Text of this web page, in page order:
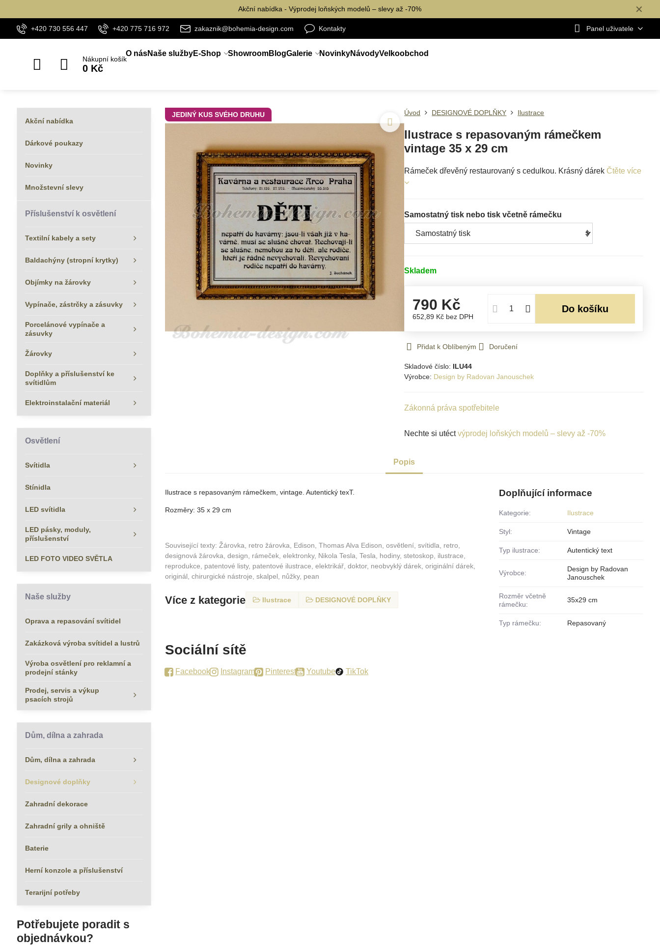
✕
Akční nabídka - Výprodej loňských modelů – slevy až -70%
+420 730 556 447 +420 775 716 972 zakaznik@bohemia-design.com Kontakty Panel uživatele
Nákupní košík
0 Kč
O násNaše službyE-Shop ShowroomBlogGalerie NovinkyNávodyVelkoobchod
JEDINÝ KUS SVÉHO DRUHU Úvod DESIGNOVÉ DOPLŇKY Ilustrace
Ilustrace s repasovaným rámečkem
vintage 35 x 29 cm
Rámeček dřevěný restaurovaný s cedulkou. Krásný dárek Čtěte více
Samostatný tisk nebo tisk včetně rámečku
Skladem
790 Kč
652,89 Kč bez DPH
Do košíku
Přidat k Oblíbeným Doručení
Skladové číslo: ILU44
Výrobce: Design by Radovan Janouschek
Zákonná práva spotřebitele
Nechte si utéctvýprodej loňských modelů – slevy až -70%
Popis
Ilustrace s repasovaným rámečkem, vintage. Autentický texT.
Rozměry: 35 x 29 cm
Související texty: Žárovka, retro žárovka, Edison, Thomas Alva Edison, osvětlení, svítidla, retro,
designová žárovka, design, rámeček, elektronky, Nikola Tesla, Tesla, hodiny, stetoskop, ilustrace,
reprodukce, patentové listy, patentové ilustrace, elektrikář, doktor, neobvyklý dárek, originální dárek,
originál, chirurgické nástroje, skalpel, nůžky, pean
Více z kategorie Ilustrace DESIGNOVÉ DOPLŇKY
Doplňující informace
Kategorie: Ilustrace
Styl: Vintage
Typ ilustrace: Autentický text
Výrobce:
Design by Radovan
Janouschek
Rozměr včetně
rámečku:
35x29 cm
Typ rámečku: Repasovaný
Sociální sítě
Facebook Instagram Pinterest Youtube TikTok
Akční nabídka
Dárkové poukazy
Novinky
Množstevní slevy
Příslušenství k osvětlení
Textilní kabely a sety
Baldachýny (stropní krytky)
Objímky na žárovky
Vypínače, zástrčky a zásuvky
Porcelánové vypínače a
zásuvky
Žárovky
Doplňky a příslušenství ke
svítidlům
Elektroinstalační materiál
Osvětlení
Svítidla
Stínidla
LED svítidla
LED pásky, moduly,
příslušenství
LED FOTO VIDEO SVĚTLA
Naše služby
Oprava a repasování svítidel
Zakázková výroba svítidel a lustrů
Výroba osvětlení pro reklamní a
prodejní stánky
Prodej, servis a výkup
psacích strojů
Dům, dílna a zahrada
Dům, dílna a zahrada
Designové doplňky
Zahradní dekorace
Zahradní grily a ohniště
Baterie
Herní konzole a příslušenství
Terarijní potřeby
Potřebujete poradit s
objednávkou?